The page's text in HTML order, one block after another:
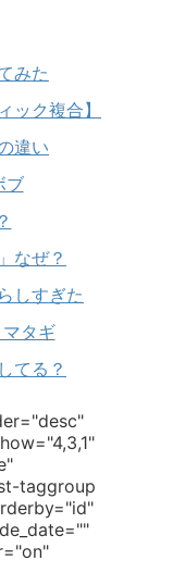
みた
ック複合】
違い
ブ
なぜ？
しすぎた
タギ
てる？
taggroup